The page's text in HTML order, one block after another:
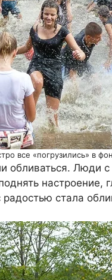
все «погрузились» в
обливаться. Люди
настроение,
стала